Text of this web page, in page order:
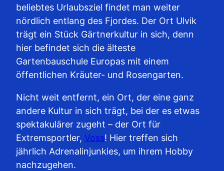
beliebtes Urlaubsziel findet man weiter
nördlich entlang des Fjordes. Der Ort Ulvik
trägt ein Stück Gärtnerkultur in sich, denn
hier befindet sich die älteste
Gartenbauschule Europas mit einem
öffentlichen Kräuter- und Rosengarten.
Nicht weit entfernt, ein Ort, der eine ganz
andere Kultur in sich trägt, bei der es etwas
spektakulärer zugeht – der Ort für
Extremsportler, Voss! Hier treffen sich
jährlich Adrenalinjunkies, um ihrem Hobby
nachzugehen.